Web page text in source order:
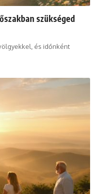
szükséged
és időnként